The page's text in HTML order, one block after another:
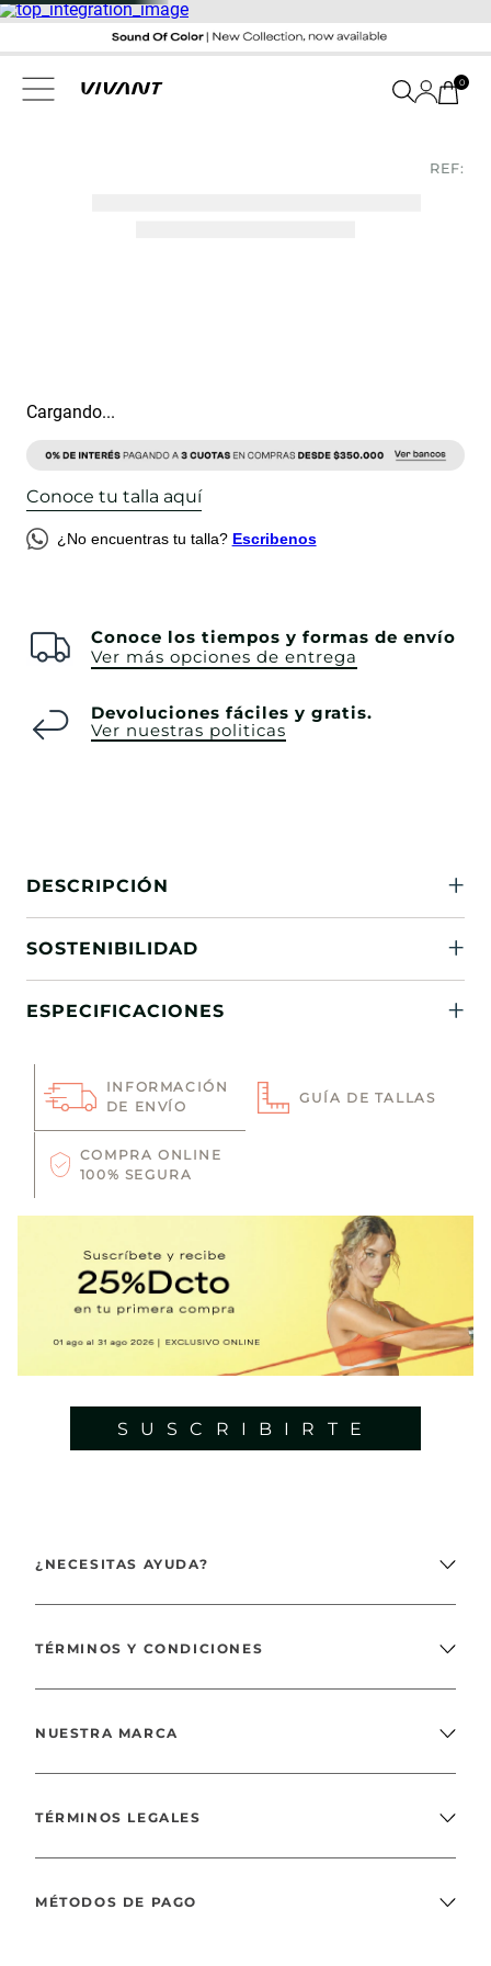
0
REF:
Cargando...
Conoce tu talla aquí
¿No encuentras tu talla? Escribenos
Conoce los tiempos y formas de envío
Ver más opciones de entrega
Devoluciones fáciles y gratis.
Ver nuestras politicas
DESCRIPCIÓN
SOSTENIBILIDAD
ESPECIFICACIONES
INFORMACIÓN
DE ENVÍO
GUÍA DE TALLAS
COMPRA ONLINE
100% SEGURA
SUSCRIBIRTE
¿NECESITAS AYUDA?
TÉRMINOS Y CONDICIONES
NUESTRA MARCA
TÉRMINOS LEGALES
MÉTODOS DE PAGO